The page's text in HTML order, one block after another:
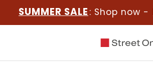
SUMMER SALE : Shop now -